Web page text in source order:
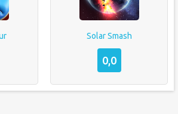
Solar Smash
0,0